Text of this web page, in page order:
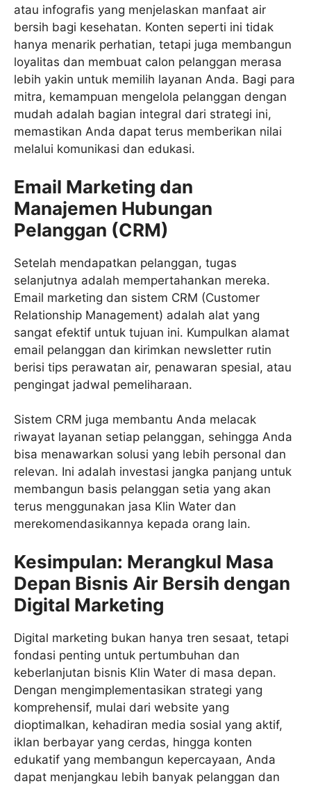
atau infografis yang menjelaskan manfaat air
bersih bagi kesehatan. Konten seperti ini tidak
hanya menarik perhatian, tetapi juga membangun
loyalitas dan membuat calon pelanggan merasa
lebih yakin untuk memilih layanan Anda. Bagi para
mitra, kemampuan mengelola pelanggan dengan
mudah adalah bagian integral dari strategi ini,
memastikan Anda dapat terus memberikan nilai
melalui komunikasi dan edukasi.
Email Marketing dan
Manajemen Hubungan
Pelanggan (CRM)
Setelah mendapatkan pelanggan, tugas
selanjutnya adalah mempertahankan mereka.
Email marketing dan sistem CRM (Customer
Relationship Management) adalah alat yang
sangat efektif untuk tujuan ini. Kumpulkan alamat
email pelanggan dan kirimkan newsletter rutin
berisi tips perawatan air, penawaran spesial, atau
pengingat jadwal pemeliharaan.
Sistem CRM juga membantu Anda melacak
riwayat layanan setiap pelanggan, sehingga Anda
bisa menawarkan solusi yang lebih personal dan
relevan. Ini adalah investasi jangka panjang untuk
membangun basis pelanggan setia yang akan
terus menggunakan jasa Klin Water dan
merekomendasikannya kepada orang lain.
Kesimpulan: Merangkul Masa
Depan Bisnis Air Bersih dengan
Digital Marketing
Digital marketing bukan hanya tren sesaat, tetapi
fondasi penting untuk pertumbuhan dan
keberlanjutan bisnis Klin Water di masa depan.
Dengan mengimplementasikan strategi yang
komprehensif, mulai dari website yang
dioptimalkan, kehadiran media sosial yang aktif,
iklan berbayar yang cerdas, hingga konten
edukatif yang membangun kepercayaan, Anda
dapat menjangkau lebih banyak pelanggan dan